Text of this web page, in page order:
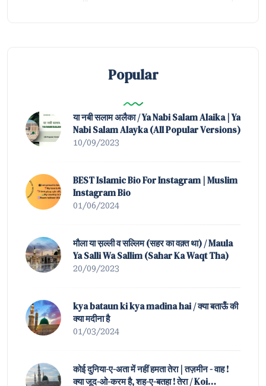
Popular
या नबी सलाम अलैका / Ya Nabi Salam Alaika | Ya
Nabi Salam Alayka (All Popular Versions)
10/09/2023
BEST Islamic Bio For Instagram | Muslim
Instagram Bio
01/06/2024
मौला या स़ल्ली व सल्लिम (सहर का वक़्त था) / Maula
Ya Salli Wa Sallim (Sahar Ka Waqt Tha)
20/09/2023
kya bataun ki kya madina hai / क्या बताऊँ की
क्या मदीना है
01/03/2024
कोई दुनिया-ए-अता में नहीं हमता तेरा | तज़मीन - वाह !
क्या जूद-ओ-करम है, शह-ए-बतहा ! तेरा / Koi